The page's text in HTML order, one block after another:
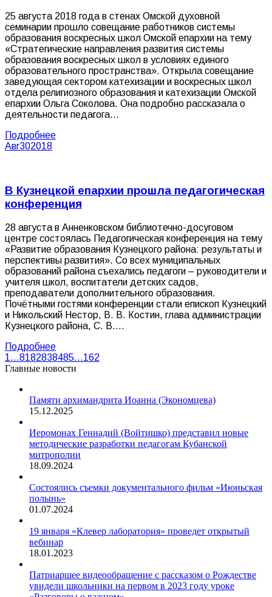
25 августа 2018 года в стенах Омской духовной
семинарии прошло совещание работников системы
образования воскресных школ Омской епархии на тему
«Стратегические направления развития системы
образования воскресных школ в условиях единого
образовательного пространства». Открыла совещание
заведующая сектором катехизации и воскресных школ
отдела религиозного образования и катехизации Омской
епархии Ольга Соколова. Она подробно рассказала о
деятельности педагога…
Подробнее
Авг302018
В Кузнецкой епархии прошла педагогическая
конференция
28 августа в Анненковском библиотечно-досуговом
центре состоялась Педагогическая конференция на тему
«Развитие образования Кузнецкого района: результаты и
перспективы развития». Со всех муниципальных
образований района съехались педагоги – руководители и
учителя школ, воспитатели детских садов,
преподаватели дополнительного образования.
Почётными гостями конференции стали епископ Кузнецкий
и Никольский Нестор, В. В. Костин, глава администрации
Кузнецкого района, С. В.…
Подробнее
1…8182838485…162
Главные новости
Памяти архимандрита Иоанна (Экономцева)
15.12.2025
Иеромонах Геннадий (Войтишко) представил новые
методические разработки педагогам Кубанской
митрополии
18.09.2024
Состоялись съемки документального фильм «Июньская
полынь»
01.07.2024
19 января «Клевер лаборатория» проведет открытый
вебинар
18.01.2023
Патриаршее видеообращение с рассказом о Рождестве
увидели школьники на первом в 2023 году уроке